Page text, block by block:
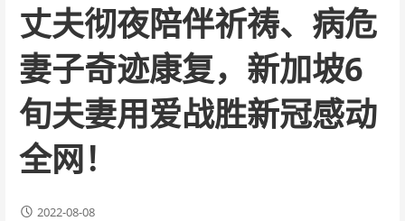
丈夫彻夜陪伴祈祷、病危
妻子奇迹康复，新加坡6
旬夫妻用爱战胜新冠感动
全网！
2022-08-08